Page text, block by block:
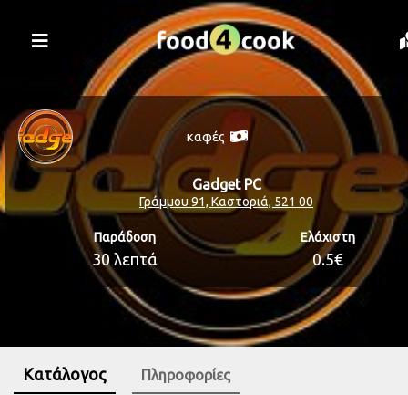
καφές
Gadget PC
Γράμμου 91, Καστοριά, 521 00
Παράδοση
30 λεπτά
Ελάχιστη
0.5€
Κατάλογος Πληροφορίες